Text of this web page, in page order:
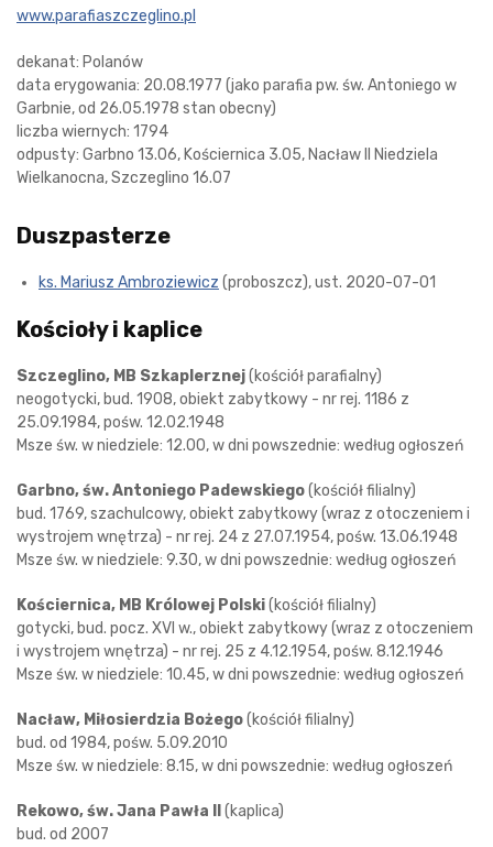
www.parafiaszczeglino.pl
dekanat: Polanów
data erygowania: 20.08.1977 (jako parafia pw. św. Antoniego w
Garbnie, od 26.05.1978 stan obecny)
liczba wiernych: 1794
odpusty: Garbno 13.06, Kościernica 3.05, Nacław II Niedziela
Wielkanocna, Szczeglino 16.07
Duszpasterze
ks. Mariusz Ambroziewicz (proboszcz), ust. 2020-07-01
Kościoły i kaplice
Szczeglino, MB Szkaplerznej(kościół parafialny)
neogotycki, bud. 1908, obiekt zabytkowy - nr rej. 1186 z
25.09.1984, pośw. 12.02.1948
Msze św. w niedziele: 12.00, w dni powszednie: według ogłoszeń
Garbno, św. Antoniego Padewskiego(kościół filialny)
bud. 1769, szachulcowy, obiekt zabytkowy (wraz z otoczeniem i
wystrojem wnętrza) - nr rej. 24 z 27.07.1954, pośw. 13.06.1948
Msze św. w niedziele: 9.30, w dni powszednie: według ogłoszeń
Kościernica, MB Królowej Polski(kościół filialny)
gotycki, bud. pocz. XVI w., obiekt zabytkowy (wraz z otoczeniem
i wystrojem wnętrza) - nr rej. 25 z 4.12.1954, pośw. 8.12.1946
Msze św. w niedziele: 10.45, w dni powszednie: według ogłoszeń
Nacław, Miłosierdzia Bożego(kościół filialny)
bud. od 1984, pośw. 5.09.2010
Msze św. w niedziele: 8.15, w dni powszednie: według ogłoszeń
Rekowo, św. Jana Pawła II
(kaplica)
bud. od 2007